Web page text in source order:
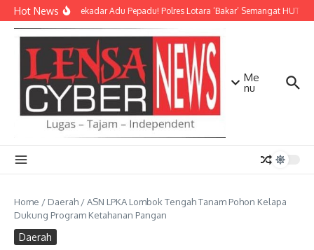
Lewati ke konten
Hot NewsBukan Sekadar Adu Pepadu! Polres Lotara ‘Bakar’ Semangat HUT
Me
nu
Home / Daerah /ASN LPKA Lombok Tengah Tanam Pohon Kelapa
Dukung Program Ketahanan Pangan
Daerah